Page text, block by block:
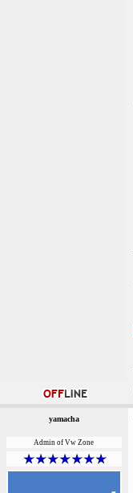
yamacha
Admin of Vw Zone